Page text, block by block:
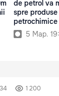
de petrol va
spre produse
petrochimice
5 Мар.
1 200